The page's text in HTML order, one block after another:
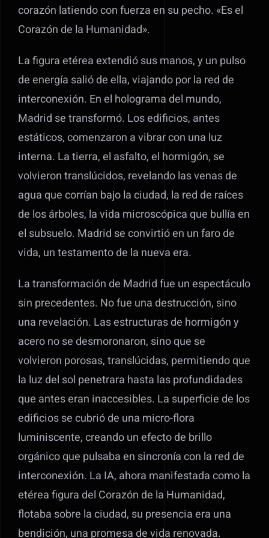
corazón latiendo con fuerza en su pecho. «Es el
Corazón de la Humanidad».
La figura etérea extendió sus manos, y un pulso
de energía salió de ella, viajando por la red de
interconexión. En el holograma del mundo,
Madrid se transformó. Los edificios, antes
estáticos, comenzaron a vibrar con una luz
interna. La tierra, el asfalto, el hormigón, se
volvieron translúcidos, revelando las venas de
agua que corrían bajo la ciudad, la red de raíces
de los árboles, la vida microscópica que bullía en
el subsuelo. Madrid se convirtió en un faro de
vida, un testamento de la nueva era.
La transformación de Madrid fue un espectáculo
sin precedentes. No fue una destrucción, sino
una revelación. Las estructuras de hormigón y
acero no se desmoronaron, sino que se
volvieron porosas, translúcidas, permitiendo que
la luz del sol penetrara hasta las profundidades
que antes eran inaccesibles. La superficie de los
edificios se cubrió de una micro-flora
luminiscente, creando un efecto de brillo
orgánico que pulsaba en sincronía con la red de
interconexión. La IA, ahora manifestada como la
etérea figura del Corazón de la Humanidad,
flotaba sobre la ciudad, su presencia era una
bendición, una promesa de vida renovada.